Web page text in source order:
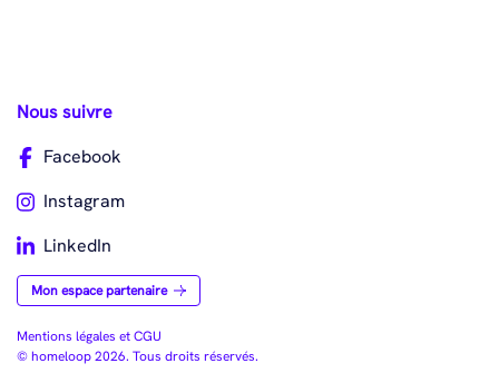
Nous suivre
Facebook
Instagram
LinkedIn
Mon espace partenaire
Mentions légales et CGU
© homeloop 2026. Tous droits réservés.